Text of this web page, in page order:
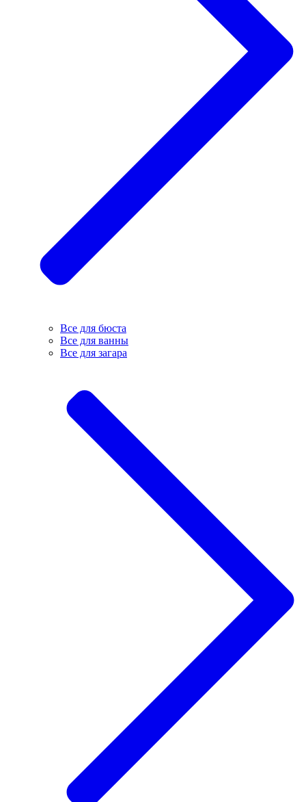
Все для бюста
Все для ванны
Все для загара